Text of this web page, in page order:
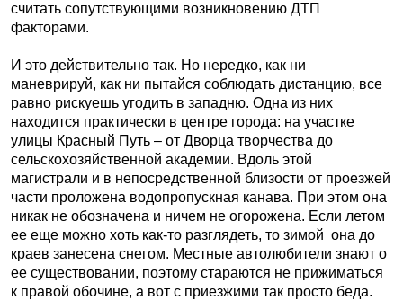
считать сопутствующими возникновению ДТП
факторами.
И это действительно так. Но нередко, как ни
маневрируй, как ни пытайся соблюдать дистанцию, все
равно рискуешь угодить в западню. Одна из них
находится практически в центре города: на участке
улицы Красный Путь – от Дворца творчества до
сельскохозяйственной академии. Вдоль этой
магистрали и в непосредственной близости от проезжей
части проложена водопропускная канава. При этом она
никак не обозначена и ничем не огорожена. Если летом
ее еще можно хоть как-то разглядеть, то зимой она до
краев занесена снегом. Местные автолюбители знают о
ее существовании, поэтому стараются не прижиматься
к правой обочине, а вот с приезжими так просто беда.